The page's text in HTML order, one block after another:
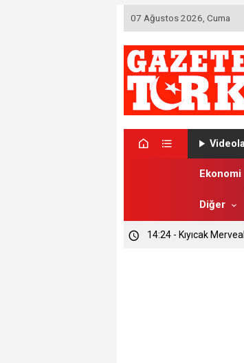
07 Ağustos 2026, Cuma
Ekonomi
Diğer
14:24 - Kıyıcak